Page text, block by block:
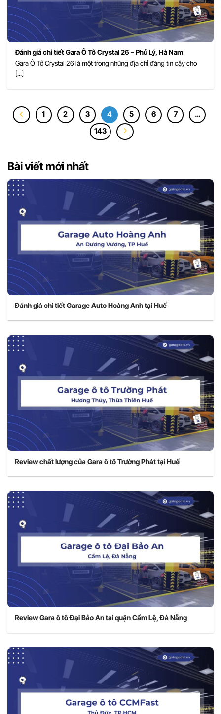
Đánh giá chi tiết Gara Ô Tô Crystal 26 – Phủ Lý, Hà Nam
Gara Ô Tô Crystal 26 là một trong những địa chỉ đáng tin cậy cho
[...]
1 2 3 4 5 6 7
…
143
Bài viết mới nhất
Đánh giá chi tiết Garage Auto Hoàng Anh tại Huế
Review chất lượng của Gara ô tô Trường Phát tại Huế
Review Gara ô tô Đại Bảo An tại quận Cẩm Lệ, Đà Nẵng